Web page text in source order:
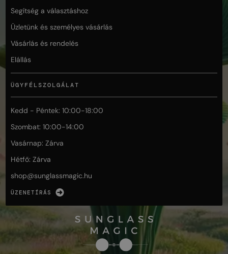
Segítség a választáshoz
Üzletünk és személyes vásárlás
Vásárlás és rendelés
Elállás
ÜGYFÉLSZOLGÁLAT
Kedd - Péntek: 10:00-18:00
Szombat: 10:00-14:00
Vasárnap: Zárva
Hétfő: Zárva
shop@sunglassmagic.hu
ÜZENETÍRÁS